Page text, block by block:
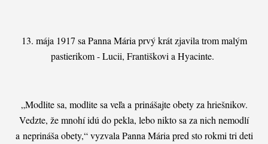
13. mája 1917 sa Panna Mária prvý krát zjavila trom malým
pastierikom - Lucii, Františkovi a Hyacinte.
„Modlite sa, modlite sa veľa a prinášajte obety za hriešnikov.
Vedzte, že mnohí idú do pekla, lebo nikto sa za nich nemodlí
a neprináša obety,“ vyzva­la Panna Mária pred sto rokmi tri deti